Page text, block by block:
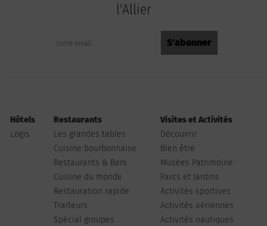
l'Allier
Hôtels
Logis
Restaurants
Les grandes tables
Cuisine bourbonnaise
Restaurants & Bars
Cuisine du monde
Restauration rapide
Traiteurs
Spécial groupes
Visites et Activités
Découvrir
Bien être
Musées Patrimoine
Parcs et Jardins
Activités sportives
Activités aériennes
Activités nautiques